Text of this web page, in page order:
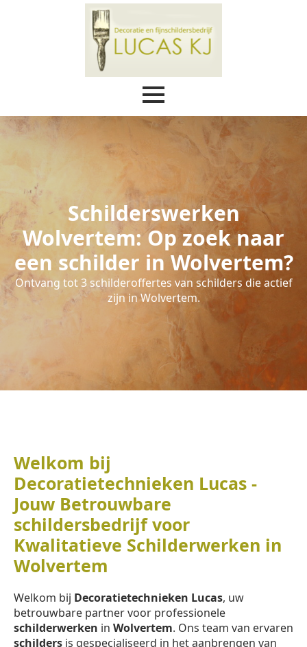
Schilderswerken
Wolvertem: Op zoek naar
een schilder in Wolvertem?
Ontvang tot 3 schilderoffertes van schilders die actief
zijn in Wolvertem.
Welkom bij
Decoratietechnieken Lucas -
Jouw Betrouwbare
schildersbedrijf voor
Kwalitatieve Schilderwerken in
Wolvertem
Welkom bij Decoratietechnieken Lucas, uw
betrouwbare partner voor professionele
schilderwerken in Wolvertem. Ons team van ervaren
schilders is gespecialiseerd in het aanbrengen van